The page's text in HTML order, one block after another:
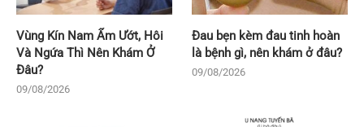
Vùng Kín Nam Ẩm Ướt, Hôi
Và Ngứa Thì Nên Khám Ở
Đâu?
09/08/2026
Đau bẹn kèm đau tinh hoàn
là bệnh gì, nên khám ở đâu?
09/08/2026